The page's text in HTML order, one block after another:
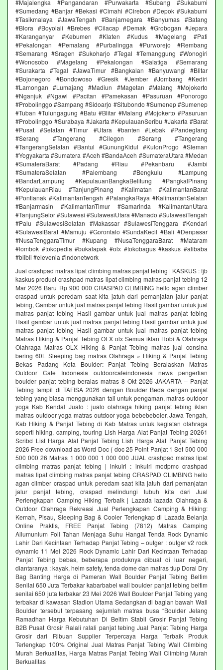
#Majalengka #Pangandaran #Purwakarta #Subang #Sukabumi
#Sumedang #Banjar #Bekasi #Cimahi #Cirebon #Depok #Sukabumi
#Tasikmalaya #JawaTengah #Banjarnegara #Banyumas #Batang
#Blora #Boyolali #Brebes #Cilacap #Demak #Grobogan #Jepara
#Karanganyar #Kebumen #Klaten #Kudus #Magelang #Pati
#Pekalongan #Pemalang #Purbalingga #Purworejo #Rembang
#Semarang #Sragen #Sukoharjo #Tegal #Temanggung #Wonogiri
#Wonosobo #Magelang #Pekalongan #Salatiga #Semarang
#Surakarta #Tegal #JawaTimur #Bangkalan #Banyuwangi #Blitar
#Bojonegoro #Bondowoso #Gresik #Jember #Jombang #Kediri
#Lamongan #Lumajang #Madiun #Magetan #Malang #Mojokerto
#Nganjuk #Ngawi #Pacitan #Pamekasan #Pasuruan #Ponorogo
#Probolinggo #Sampang #Sidoarjo #Situbondo #Sumenep #Sumenep
#Tuban #Tulungagung #Batu #Blitar #Malang #Mojokerto #Pasuruan
#Probolinggo #Surabaya #Jakarta #KepulauanSeribu #Jakarta #Barat
#Pusat #Selatan #Timur #Utara #banten #Lebak #Pandeglang
#Serang #Tangerang #Cilegon #Serang #Tangerang
#TangerangSelatan #Bantul #GunungKidul #KulonProgo #Sleman
#Yogyakarta #Sumatera #Aceh #BandaAceh #SumateraUtara #Medan
#SumateraBarat #Padang #Riau #Pekanbaru #Jambi
#SumateraSelatan #Palembang #Bengkulu #Lampung
#BandarLampung #KepulauanBangkaBelitung #PangkalPinang
#KepulauanRiau #TanjungPinang #Kalimatan #KalimantanBarat
#Pontianak #KalimantanTengah #PalangkaRaya #KalimantanSelatan
#Banjarmasin #KalimantanTimur #Samarinda #KalimantanUtara
#TanjungSelor #Sulawesi #SulawesiUtara #Manado #SulawesiTengah
#Palu #SulawesiSelatan #Makassar #SulawesiTenggara #Kendari
#SulawesiBarat #Mamuju #Gorontalo #SundaKecil #Bali #Denpasar
#NusaTenggaraTimur #Kupang #NusaTenggaraBarat #Mataram
#lombok #tokopedia #bukalapak #olx #tokobagus #kaskus #alibaba
#blibli #elevenia #indonetwork
Jual crashpad matras lipat climbing matras panjat tebing | KASKUS : fjb
kaskus product crashpad matras lipat climbing matras panjat tebing 12
Mar 2026 Baru Rp 900 000 CRASPAD CLIMBING hello agan climber
craspad untuk peredam saat kita jatuh dari pemanjatan jalur panjat
tebing, Gambar untuk jual matras panjat tebing Hasil gambar untuk jual
matras panjat tebing Hasil gambar untuk jual matras panjat tebing
Hasil gambar untuk jual matras panjat tebing Hasil gambar untuk jual
matras panjat tebing Hasil gambar untuk jual matras panjat tebing
Matras Hiking & Panjat Tebing OLX olx Semua iklan Hobi & Olahraga
Olahraga Matras OLX Hiking & Panjat Tebing matras jual consina
bering 60L Sleeping bag matras Olahraga » Hiking & Panjat Tebing
Bekas Padang Kota Boulder: Panjat Tebing Beralaskan Matras
Outdoor Cafe Indonesia outdoorcafeindonesia news pengertian
boulder panjat tebing beralas matras 8 Okt 2026 JAKARTA – Panjat
Tebing tampil di TAFISA 2026 dengan Boulder Beda dengan panjat
tebing yang biasa menggunakan tali untuk pengaman, matras outdoor
yoga Kab Kendal Jualo : jualo olahraga hiking panjat tebing iklan
matras outdoor yoga matras outdoor yoga bebebeboler, Jawa Tengah,
Kab Hiking & Panjat Tebing di Kab Matras untuk kegiatan olahraga
seperti hiking, camping, touring Lish Harga Alat Panjat Tebing 20261
Scribd List Harga Alat Panjat Tebing Lish Harga Alat Panjat Tebing
2026 Free download as Word Doc ( doc 25 Point Panjat 1 Set 500 000
500 000 26 Matras 1 000 000 1 000 000 JUAL crashpad matras lipat
climbing matras panjat tebing | inkuiri : inkuiri modpmc crashpad
matras lipat climbing matras panjat tebing CRASPAD CLIMBING hello
agan climber craspad untuk peredam saat kita jatuh dari pemanjatan
jalur panjat tebing, craspad melindungi tubuh kita dari Jual
Perlengkapan Camping Hiking Terbaik | Lazada lazada Olahraga &
Outdoor Olahraga Rekreasi Jual Perlengkapan Camping & Hiking:
Kemah, Pisau, Sleeping Bag & Cooler Terlengkap di Lazada Belanja
Online Praktis, FREE Panjat Tebing (7812) Matras Camping
Allumunium Foil Tahan Menjaga Suhu Hangat Tenda Rock Dynamic
Lahir Dari Kecintaan Terhadap Panjat Tebing – outger : outger v2 rock
dynamic 11 Mei 2026 Rock Dynamic Lahir Dari Kecintaan Terhadap
Panjat Tebing bebas, beberapa produknya dibuat di luar negeri,
diantaranya : kayak, helm safety, tenda dome dan matras tiup Dorai Dry
Bag Banting Harga di Pameran Wall Boulder Panjat Tebing Beltim
Senilai 650 Juta Terbakar kabarbabel wall boulder panjat tebing beltim
senilai 650 juta terbakar 23 Mei 2026 Wall Boulder Panjat Tebing yang
terbakar di kawasan Stadion Utama Sedangkan di bagian bawah Wall
Boulder tersebut terpasang sejumlah matras busa “Boulder Jelang
Ramadhan Harga Kebutuhan Di Beltim Stabil Grosir Panjat Tebing
B2B Pusat Grosir Ralali‎ ralali panjat tebing‎ Jual Panjat Tebing Harga
Grosir dari Ribuan Supplier Terpercaya Harga Terbaik Produk
Terlengkap 100% Original Jual Matras Panjat Tebing Wall Climbing
Murah Berkualitas, Harga Matras Panjat Tebing Wall Climbing Murah
Berkualitas